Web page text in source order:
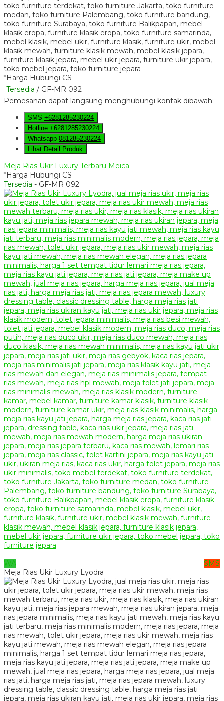
*Harga Hubungi CS
Tersedia / GF-MR 092
Pemesanan dapat langsung menghubungi kontak dibawah:
SMS +6281285230224
Hotline +6281285230224
Whatsapp 081285230224
Lihat Detail Produk
Meja Rias Ukir Luxury Terbaru Meica
*Harga Hubungi CS
Tersedia - GF-MR 092
WA
SMS
Meja Rias Ukir Luxury Lyodra